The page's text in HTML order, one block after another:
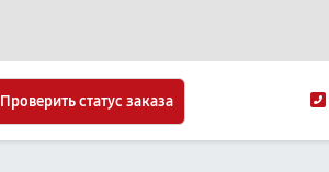
Проверить статус заказа